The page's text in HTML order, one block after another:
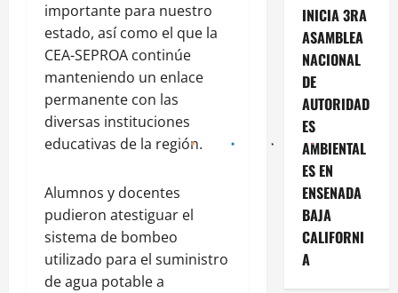
importante para nuestro
estado, así como el que la
CEA-SEPROA continúe
manteniendo un enlace
permanente con las
diversas instituciones
educativas de la región.
Alumnos y docentes
pudieron atestiguar el
sistema de bombeo
utilizado para el suministro
de agua potable a
INICIA 3RA
ASAMBLEA
NACIONAL
DE
AUTORIDAD
ES
AMBIENTAL
ES EN
ENSENADA
BAJA
CALIFORNI
A